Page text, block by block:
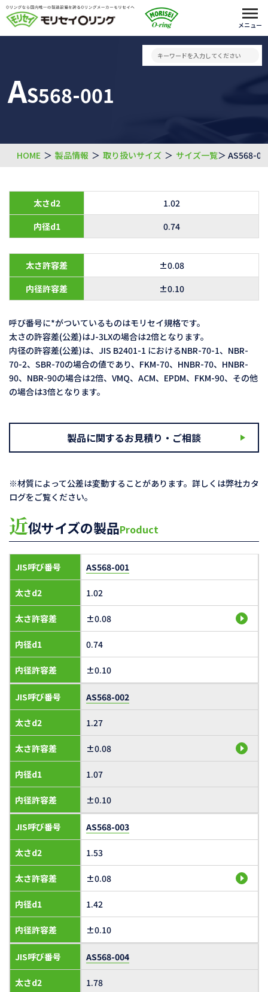
メニュー
AS568-001
HOME ＞ 製品情報 ＞ 取り扱いサイズ ＞ サイズ一覧＞ AS568-
太さd2
1.02
内径d1
0.74
太さ許容差
±0.08
内径許容差
±0.10
呼び番号に*がついているものはモリセイ規格です。
太さの許容差(公差)はJ-3LXの場合は2倍となります。
内径の許容差(公差)は、JIS B2401-1 におけるNBR-70-1、NBR-
70-2、SBR-70の場合の値であり、FKM-70、HNBR-70、HNBR-
90、NBR-90の場合は2倍、VMQ、ACM、EPDM、FKM-90、その他
の場合は3倍となります。
製品に関するお見積り・ご相談
※材質によって公差は変動することがあります。詳しくは弊社カタ
ログをご覧ください。
近似サイズの製品Product
JIS呼び番号
太さd2
太さ許容差
内径d1
内径許容差
AS568-001
1.02
±0.08
0.74
±0.10
JIS呼び番号
太さd2
太さ許容差
内径d1
内径許容差
AS568-002
1.27
±0.08
1.07
±0.10
JIS呼び番号
太さd2
太さ許容差
内径d1
内径許容差
AS568-003
1.53
±0.08
1.42
±0.10
JIS呼び番号
太さd2
AS568-004
1.78